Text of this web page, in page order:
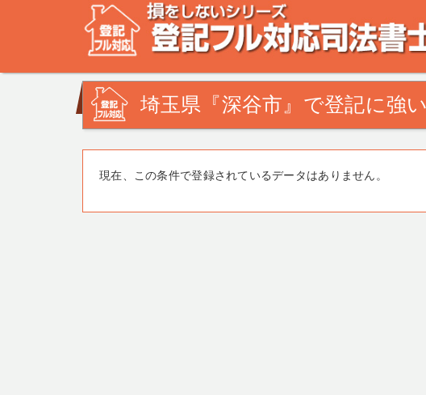
不動産登記の相談なら、登記フル対応司法書士ドットコム。田舎の空き
みを司法書士・土地家屋調査士が解決致します！
埼玉県『深谷市』で登記に強
現在、この条件で登録されているデータはありません。